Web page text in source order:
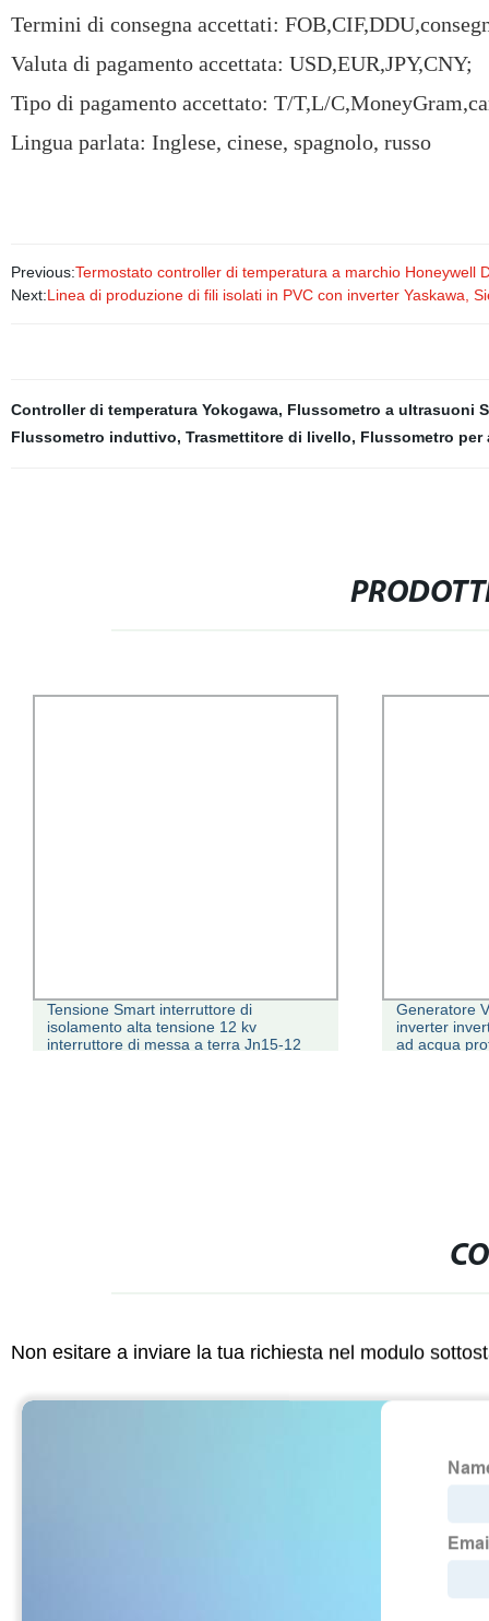
Termini di consegna accettati:
Valuta di pagamento accettata: USD,EUR,JPY,CNY;
Tipo di pagamento accettato: T/T,L/
Lingua parlata: Inglese, cinese, spagnolo, russo
Previous:Termostato controller di temperatura a marchio Honeywell
Next:Linea di produzione di fili isolati in PVC con inverter Yaskawa,
Controller di temperatura Yokogawa, Flussometro a ultrasuoni
Flussometro induttivo, Trasmettitore di livello, Flussometro per
Tensione Smart interruttore di
isolamento alta tensione 12 kv
interruttore di messa a terra Jn15-12
Generatore
inverter
ad acqua
Non esitare a inviare la tua richiesta nel modulo